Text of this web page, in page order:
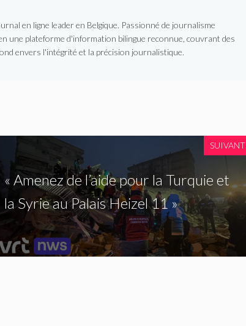
en ligne leader en Belgique. Passionné de journalisme
une plateforme d'information bilingue reconnue, couvrant des
envers l'intégrité et la précision journalistique.
SUIVANT
« Amenez de l’aide pour la Turquie et
la Syrie au Palais Heizel 11 »